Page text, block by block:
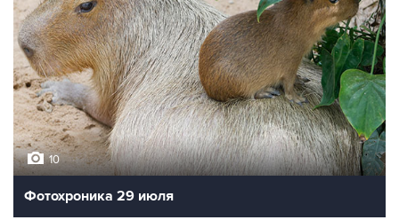
10
Фотохроника 29 июля